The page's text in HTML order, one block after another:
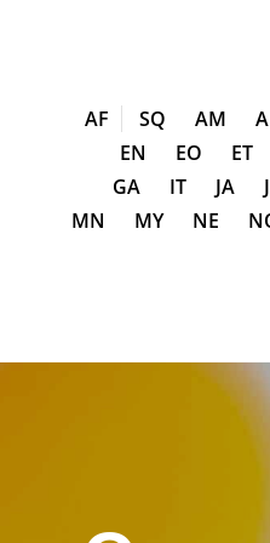
AF SQ AM
EN
EO
ET
GA
IT JA
MN
MY NE